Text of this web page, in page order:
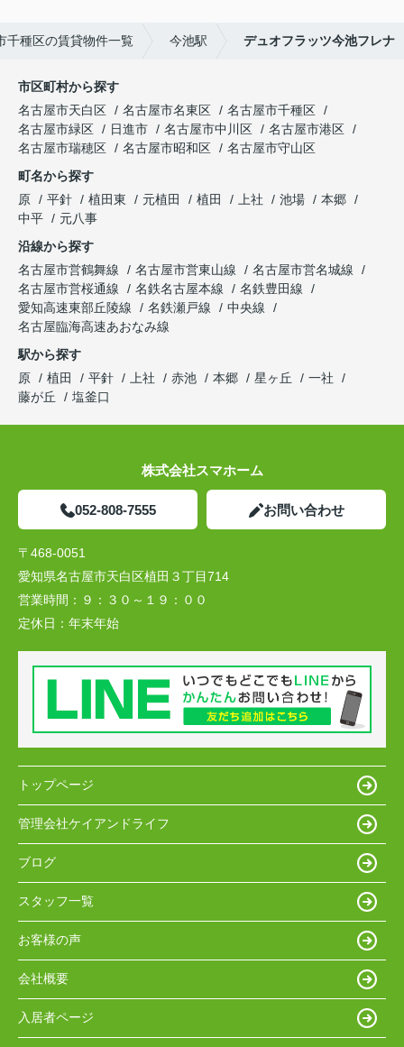
千種区の賃貸物件一覧 今池駅 デュオフラッツ今池フレナ
市区町村から探す
名古屋市天白区
名古屋市名東区
名古屋市千種区
名古屋市緑区
日進市 名古屋市中川区
名古屋市港区
名古屋市瑞穂区
名古屋市昭和区
名古屋市守山区
町名から探す
原
平針 植田東 元植田 植田 上社 池場
本郷
中平
元八事
沿線から探す
名古屋市営鶴舞線
名古屋市営東山線
名古屋市営名城線
名古屋市営桜通線
名鉄名古屋本線
名鉄豊田線
愛知高速東部丘陵線
名鉄瀬戸線
中央線
名古屋臨海高速あおなみ線
駅から探す
原
植田 平針 上社 赤池 本郷 星ヶ丘
一社
藤が丘
塩釜口
株式会社スマホーム
052-808-7555 お問い合わせ
〒468-0051
愛知県名古屋市天白区植田３丁目714
営業時間： ９：３０～１９：００
定休日： 年末年始
トップページ
管理会社ケイアンドライフ
ブログ
スタッフ一覧
お客様の声
会社概要
入居者ページ